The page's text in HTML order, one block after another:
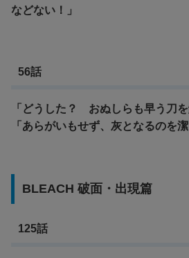
などない！」
56話
「どうした？ おぬしらも早う刀を
「あらがいもせず、灰となるのを
BLEACH 破面・出現篇
125話